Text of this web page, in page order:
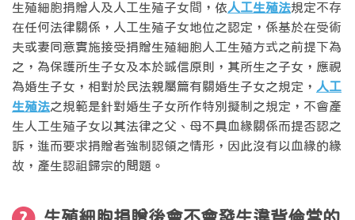
生殖細胞捐贈人及人工生殖子女間，依人工生殖法規定不存
在任何法律關係，人工生殖子女地位之認定，係基於在受術
夫或妻同意實施接受捐贈生殖細胞人工生殖方式之前提下為
之，為保護所生子女及本於誠信原則，其所生之子女，應視
為婚生子女，相對於民法親屬篇有關婚生子女之規定， 人工
生殖法之規範是針對婚生子女所作特別擬制之規定，不會產
生人工生殖子女以其法律之父、母不具血緣關係而提否認之
訴，進而要求捐贈者強制認領之情形，因此沒有以血緣的緣
故，產生認祖歸宗的問題。